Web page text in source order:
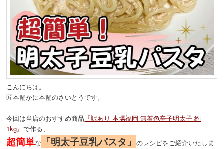
こんにちは。
匠本舗かに本舗のさいとうです。
今回は当店のおすすめ商品 『訳あり 本場福岡 無着色辛子明太子 約
1kg』で作る、
超簡単な 「明太子豆乳パスタ」のレシピをご紹介いたしま